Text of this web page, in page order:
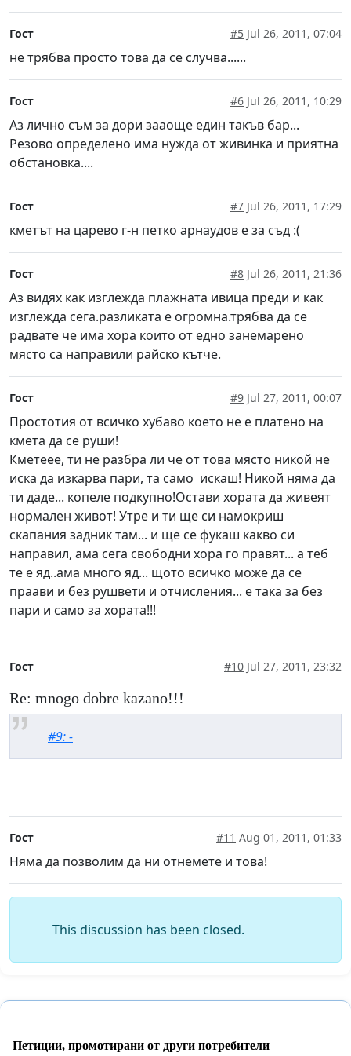
Гост #5 Jul 26, 2011, 07:04
не трябва просто това да се случва......
Гост #6 Jul 26, 2011, 10:29
Аз лично съм за дори зааоще един такъв бар...
Резово определено има нужда от живинка и приятна
обстановка....
Гост #7 Jul 26, 2011, 17:29
кметът на царево г-н петко арнаудов е за съд :(
Гост #8 Jul 26, 2011, 21:36
Аз видях как изглежда плажната ивица преди и как
изглежда сега.разликата е огромна.трябва да се
радвате че има хора които от едно занемарено
място са направили райско кътче.
Гост #9 Jul 27, 2011, 00:07
Простотия от всичко хубаво което не е платено на
кмета да се руши!
Кметеее, ти не разбра ли че от това място никой не
иска да изкарва пари, та само искаш! Никой няма да
ти даде... копеле подкупно!Остави хората да живеят
нормален живот! Утре и ти ще си намокриш
скапания задник там... и ще се фукаш какво си
направил, ама сега свободни хора го правят... а теб
те е яд..ама много яд... щото всичко може да се
праави и без рушвети и отчисления... е така за без
пари и само за хората!!!
Гост #10 Jul 27, 2011, 23:32
Re: mnogo dobre kazano!!!
#9: -
Гост #11 Aug 01, 2011, 01:33
Няма да позволим да ни отнемете и това!
This discussion has been closed.
Петиции, промотирани от други потребители